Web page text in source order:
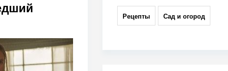
Рецепты Сад и огород